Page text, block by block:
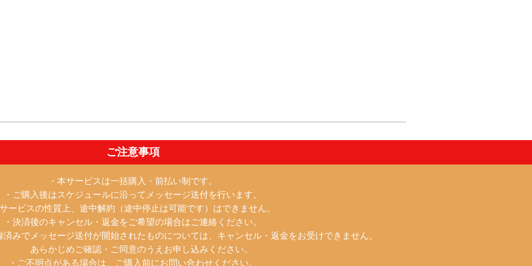
ご注意事項
・本サービスは一括購入・前払い制です。
・ご購入後はスケジュールに沿ってメッセージ送付を行います。
サービスの性質上、途中解約（途中停止は可能です）はできません。
・決済後のキャンセル・返金をご希望の場合はご連絡ください。
みでメッセージ送付が開始されたものについては、キャンセル・返金をお受けできません。
あらかじめご確認・ご同意のうえお申し込みください。
・ご不明点がある場合は、ご購入前にお問い合わせください。